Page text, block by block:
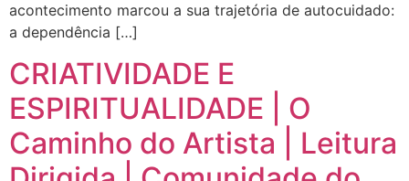
acontecimento marcou a sua trajetória de autocuidado:
a dependência […]
CRIATIVIDADE E
ESPIRITUALIDADE | O
Caminho do Artista | Leitura